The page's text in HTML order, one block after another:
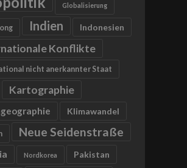
Globalisierung
Indien Indonesien
Konflikte
nicht anerkannter Staat
Kartographie
Klimawandel
Neue Seidenstraße
Nordkorea Pakistan